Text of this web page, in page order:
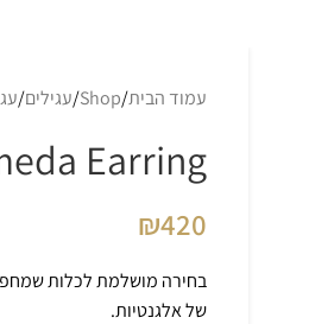
עמוד הבית Shop עגילים
Earring
₪420
של אלגנטיות.